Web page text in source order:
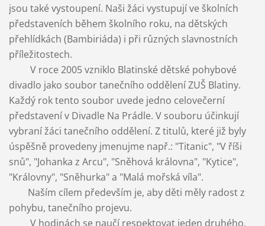
jsou také vystoupení. Naši žáci vystupují ve školních
představeních během školního roku, na dětských
přehlídkách (Bambiriáda) i při různých slavnostních
příležitostech.
V roce 2005 vzniklo Blatinské dětské pohybové
divadlo jako soubor tanečního oddělení ZUŠ Blatiny.
Každý rok tento soubor uvede jedno celovečerní
představení v Divadle Na Prádle. V souboru účinkují
vybraní žáci tanečního oddělení. Z titulů, které již byly
úspěšně provedeny jmenujme např.: "Titanic", "V říši
snů", "Johanka z Arcu", "Sněhová královna", "Kytice",
"Královny", "Sněhurka" a "Malá mořská víla".
Naším cílem především je, aby děti měly radost z
pohybu, tanečního projevu.
V hodinách se naučí respektovat jeden druhého,